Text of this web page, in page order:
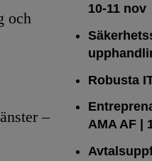
och
–
10-11 nov
Robusta
AMA AF |